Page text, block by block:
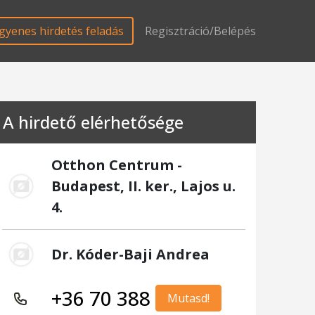
hirdetés feladás Regisztráció/Belépés
A hirdető elérhetősége
Otthon Centrum -
Budapest, II. ker., Lajos u.
4.
Dr. Kóder-Baji Andrea
+36 70 388 Mutasd!